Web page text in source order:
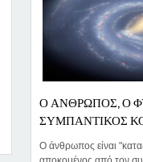
Ο ΑΝΘΡΩΠΟΣ, Ο
ΣΥΜΠΑΝΤΙΚΟΣ
Ο άνθρωπος είναι